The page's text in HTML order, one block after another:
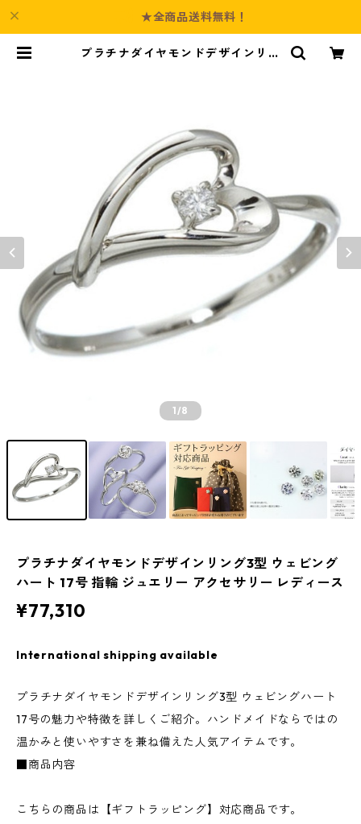
★全商品送料無料！
プラチナダイヤモンドデザインリン
1/8
プラチナダイヤモンドデザインリング3型 ウェビング
ハート 17号 指輪 ジュエリー アクセサリー レディース
¥77,310
International shipping available
プラチナダイヤモンドデザインリング3型 ウェビングハート
17号の魅力や特徴を詳しくご紹介。ハンドメイドならではの
温かみと使いやすさを兼ね備えた人気アイテムです。
■商品内容
こちらの商品は【ギフトラッピング】対応商品です。